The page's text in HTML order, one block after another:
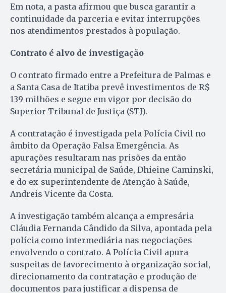
Em nota, a pasta afirmou que busca garantir a
continuidade da parceria e evitar interrupções
nos atendimentos prestados à população.
Contrato é alvo de investigação
O contrato firmado entre a Prefeitura de Palmas e
a Santa Casa de Itatiba prevê investimentos de R$
139 milhões e segue em vigor por decisão do
Superior Tribunal de Justiça (STJ).
A contratação é investigada pela Polícia Civil no
âmbito da Operação Falsa Emergência. As
apurações resultaram nas prisões da então
secretária municipal de Saúde, Dhieine Caminski,
e do ex-superintendente de Atenção à Saúde,
Andreis Vicente da Costa.
A investigação também alcança a empresária
Cláudia Fernanda Cândido da Silva, apontada pela
polícia como intermediária nas negociações
envolvendo o contrato. A Polícia Civil apura
suspeitas de favorecimento à organização social,
direcionamento da contratação e produção de
documentos para justificar a dispensa de